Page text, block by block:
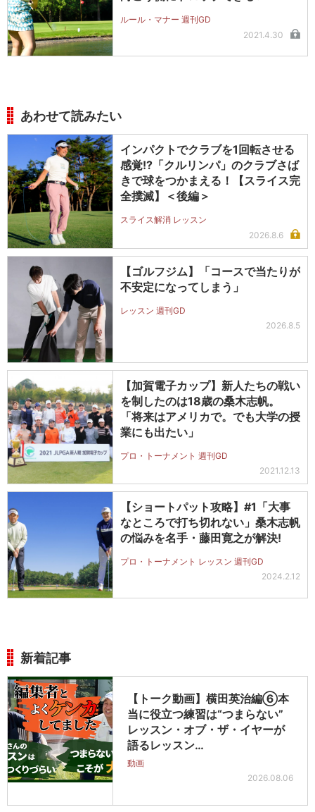
ルール・マナー 週刊GD
2021.4.30
あわせて読みたい
インパクトでクラブを1回転させる
感覚!?「クルリンパ」のクラブさば
きで球をつかまえる！【スライス完
全撲滅】＜後編＞
スライス解消 レッスン
2026.8.6
【ゴルフジム】「コースで当たりが
不安定になってしまう」
レッスン 週刊GD
2026.8.5
【加賀電子カップ】新人たちの戦い
を制したのは18歳の桑木志帆。
「将来はアメリカで。でも大学の授
業にも出たい」
プロ・トーナメント 週刊GD
2021.12.13
【ショートパット攻略】#1「大事
なところで打ち切れない」桑木志帆
の悩みを名手・藤田寛之が解決!
プロ・トーナメント レッスン 週刊GD
2024.2.12
新着記事
【トーク動画】横田英治編⑥本
当に役立つ練習は“つまらない”
レッスン・オブ・ザ・イヤーが
語るレッスン…
動画
2026.08.06